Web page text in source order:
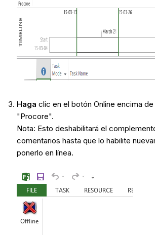
Haga clic en el botón Online encima de
"Procore".
Nota: Esto deshabilitará el
comentarios hasta que lo habilite
ponerlo en línea.